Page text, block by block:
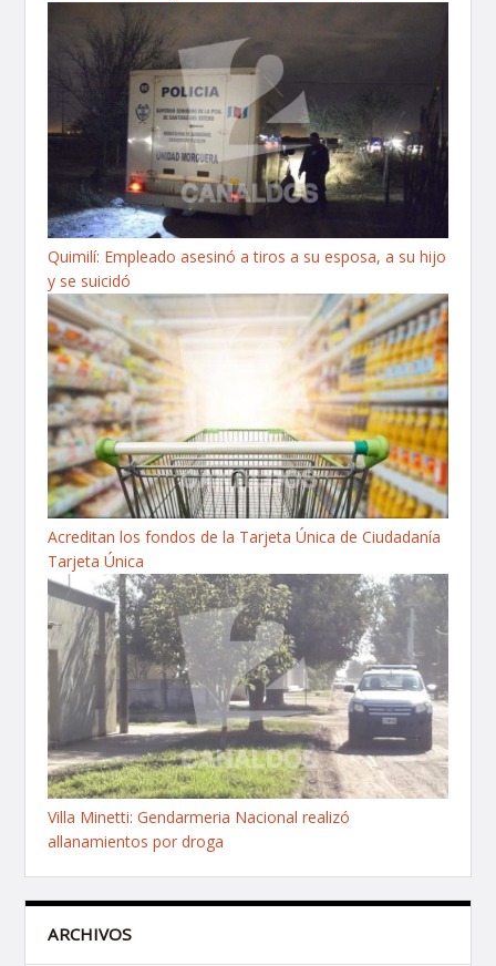
Quimilí: Empleado asesinó a tiros a su esposa, a su hijo
y se suicidó
Acreditan los fondos de la Tarjeta Única de Ciudadanía
Tarjeta Única
Villa Minetti: Gendarmeria Nacional realizó
allanamientos por droga
ARCHIVOS